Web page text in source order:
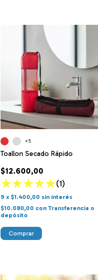
Toallon Secado Rápido
$12.600,00
(1)
9 x $1.400,00 sin interés
$10.080,00 con Transferencia o
depósito
+5
Comprar